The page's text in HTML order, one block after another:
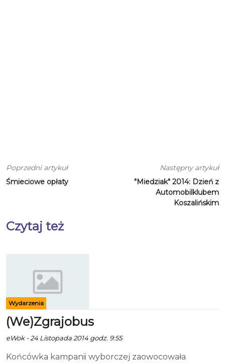
Poprzedni artykuł
Śmieciowe opłaty
Następny artykuł
"Miedziak" 2014: Dzień z
Automobilklubem
Koszalińskim
Czytaj też
Wydarzenia
(We)Zgrajobus
eWok - 24 Listopada 2014 godz. 9:55
Końcówka kampanii wyborczej zaowocowała